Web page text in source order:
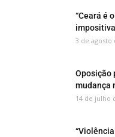
“Ceará é
3 de agosto
Oposição
mudança
14 de julho